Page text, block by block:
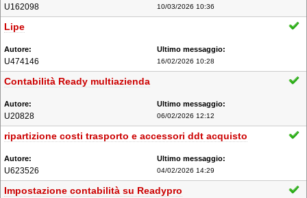
U162098 10/03/2026 10:36
Lipe
U474146 16/02/2026 10:28
Contabilità Ready multiazienda
U20828 06/02/2026 12:12
ripartizione costi trasporto e accessori ddt acquisto
U623526 04/02/2026 14:29
Impostazione contabilità su Readypro